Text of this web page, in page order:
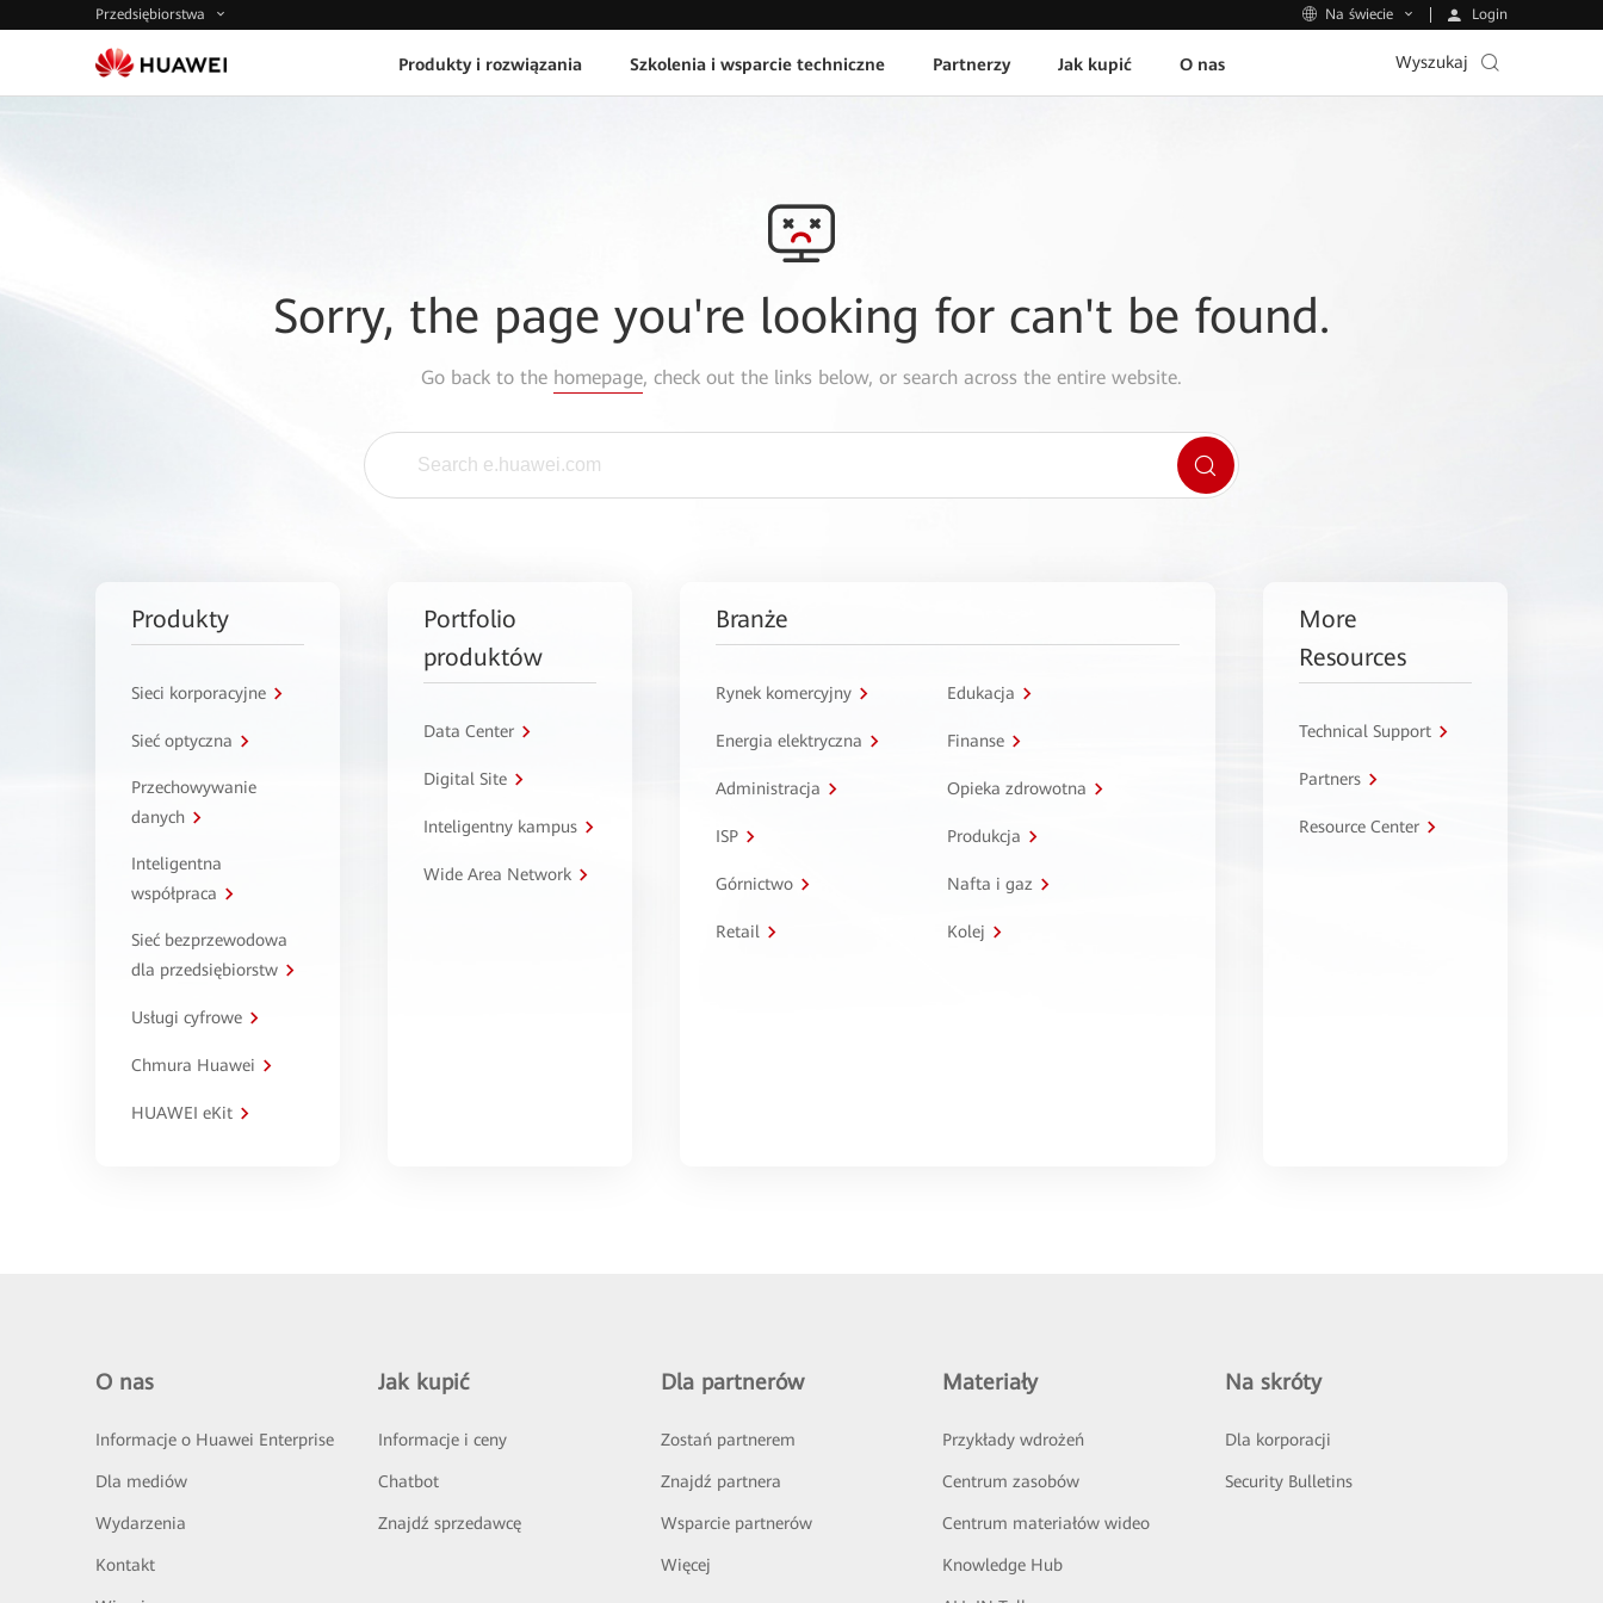
Przedsiębiorstwa Na świecie Login
Produkty i rozwiązania Szkolenia i wsparcie techniczne Partnerzy Jak kupić O nas Wyszukaj
Sorry, the page you're looking for can't be found.
Go back to the homepage, check out the links below, or search across the entire website.
Produkty
Sieci korporacyjne
Sieć optyczna
Przechowywanie
danych
Inteligentna
współpraca
Sieć bezprzewodowa
dla przedsiębiorstw
Usługi cyfrowe
Chmura Huawei
HUAWEI eKit
Portfolio
produktów
Data Center
Digital Site
Inteligentny kampus
Wide Area Network
Branże
Rynek komercyjny Edukacja
Energia elektryczna Finanse
Administracja Opieka zdrowotna
ISP Produkcja
Górnictwo Nafta i gaz
Retail Kolej
More
Resources
Technical Support
Partners
Resource Center
O nas
Informacje o Huawei Enterprise
Dla mediów
Wydarzenia
Kontakt
Jak kupić
Informacje i ceny
Chatbot
Znajdź sprzedawcę
Dla partnerów
Zostań partnerem
Znajdź partnera
Wsparcie partnerów
Więcej
Materiały
Przykłady wdrożeń
Centrum zasobów
Centrum materiałów wideo
Knowledge Hub
Na skróty
Dla korporacji
Security Bulletins